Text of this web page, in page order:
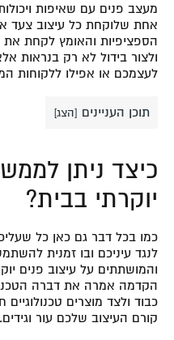
מעצב פנים עם שאיפות
אחת שלוקחת כל עיצוב צעד
הספציפיות והאומץ לקחת
ולצור בידול לא רק בנראות
לעצמכם או אפילו ללקוחות
תוכן העניינים [הצג]
כיצד ניתן
יוקרתי בבית?
כמו בכל דבר גם כאן כל
לנגד עיניכם ובו זמנית
והמושתתים על עיצוב פנים
הקדמה אמרה את דברה
כבוד ולצד מוצרים
קורם העיצוב שלכם עור וגידים.